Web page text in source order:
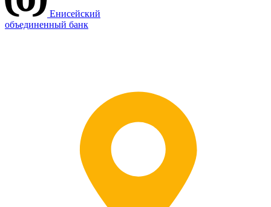
Енисейский
объединенный банк